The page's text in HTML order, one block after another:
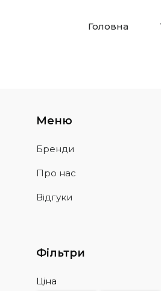
Головна
Бренди
Про нас
Відгуки
Фільтри
Ціна